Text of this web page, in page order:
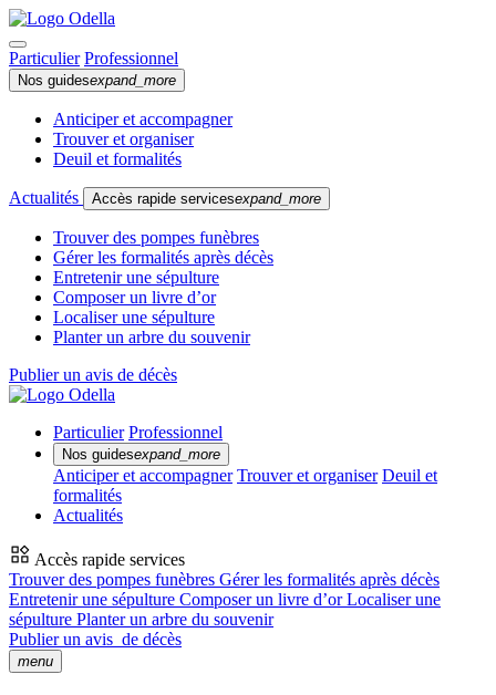
Particulier Professionnel
Nos guidesexpand_more
Anticiper et accompagner
Trouver et organiser
Deuil et formalités
Actualités Accès rapide servicesexpand_more
Trouver des pompes funèbres
Gérer les formalités après décès
Entretenir une sépulture
Composer un livre d’or
Localiser une sépulture
Planter un arbre du souvenir
Publier un avis de décès
Particulier Professionnel
Nos guidesexpand_more
Anticiper et accompagner Trouver et organiser Deuil et
formalités
Actualités
Accès rapide services
Trouver des pompes funèbres Gérer les formalités après décès
Entretenir une sépulture Composer un livre d’orLocaliser une
sépulture Planter un arbre du souvenir
Publier un avis de décès
menu